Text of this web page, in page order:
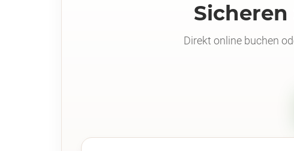
Direkt online buchen